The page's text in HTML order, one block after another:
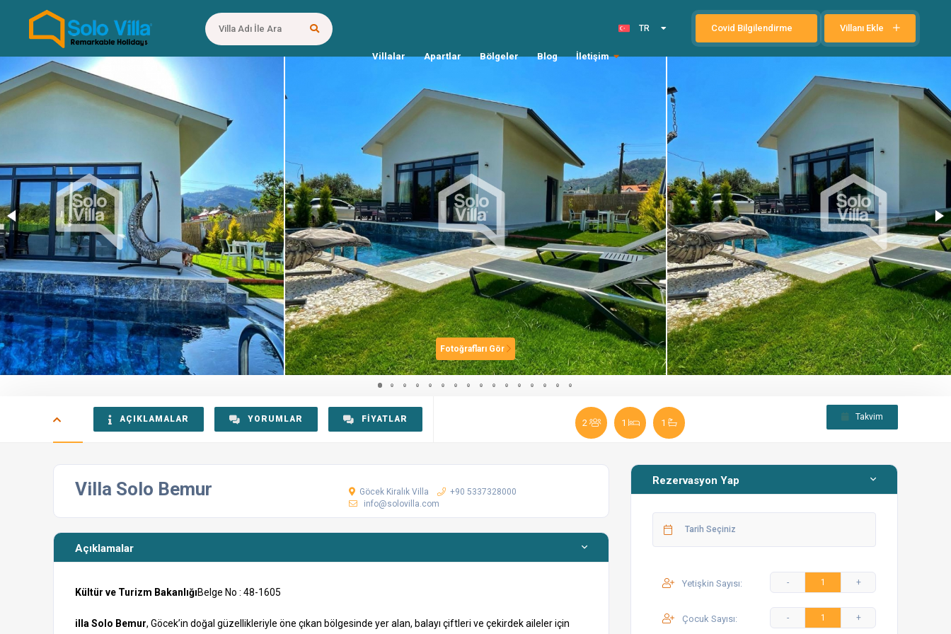
Villanı Ekle
Covid Bilgilendirme
TR
Villalar Apartlar Bölgeler Blog İletişim
Fotoğrafları Gör
AÇIKLAMALAR YORUMLAR FIYATLAR 2 1 1
Takvim
Villa Solo Bemur Göcek Kiralık Villa
+90 5337328000
info@solovilla.com
Açıklamalar
Kültür ve Turizm BakanlığıBelge No : 48-1605
illa Solo Bemur, Göcek’in doğal güzellikleriyle öne çıkan bölgesinde yer alan, balayı çiftleri ve çekirdek aileler için
Rezervasyon Yap
Yetişkin Sayısı:
Çocuk Sayısı: